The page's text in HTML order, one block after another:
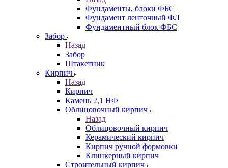
Фундаменты, блоки ФБС
Фундамент ленточный ФЛ
Фундаментный блок ФБС
Забор
Назад
Забор
Штакетник
Кирпич
Назад
Кирпич
Камень 2,1 НФ
Облицовочный кирпич
Назад
Облицовочный кирпич
Керамический кирпич
Кирпич ручной формовки
Клинкерный кирпич
Строительный кирпич